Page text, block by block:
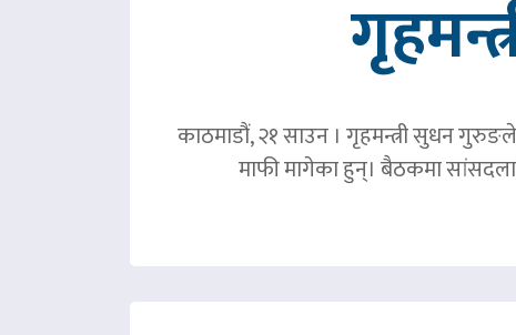
काठमाडौं, २१ साउन । गृहमन्त्री सुधन
माफी मागेका हुन्। बैठकमा